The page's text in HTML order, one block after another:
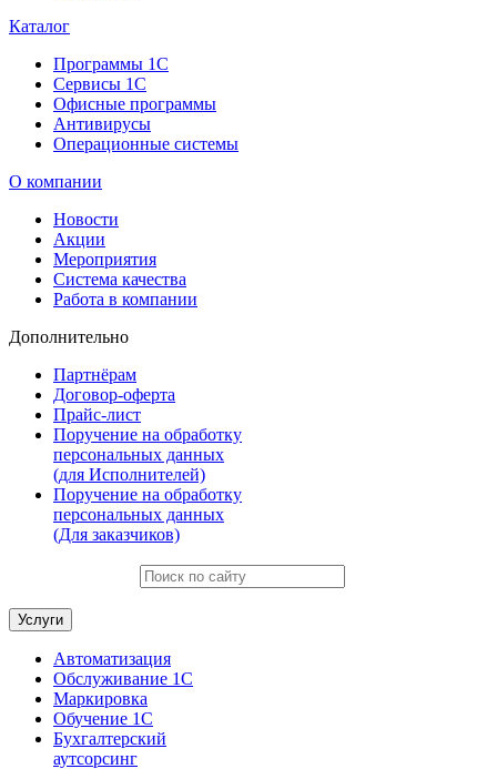
Каталог
Программы 1С
Сервисы 1С
Офисные программы
Антивирусы
Операционные системы
О компании
Новости
Акции
Мероприятия
Система качества
Работа в компании
Дополнительно
Партнёрам
Договор-оферта
Прайс-лист
Поручение на обработку
персональных данных
(для Исполнителей)
Поручение на обработку
персональных данных
(Для заказчиков)
Услуги
Автоматизация
Обслуживание 1С
Маркировка
Обучение 1С
Бухгалтерский
аутсорсинг